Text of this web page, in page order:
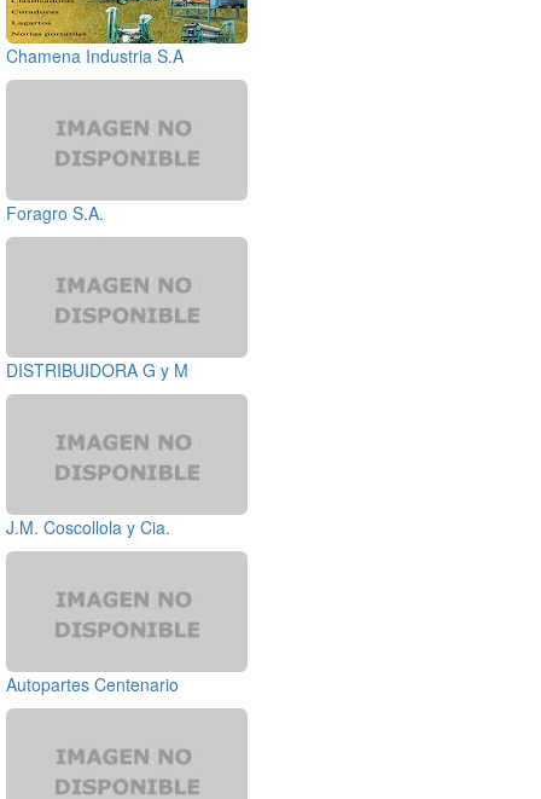
Chamena Industria S.A
Foragro S.A.
DISTRIBUIDORA G y M
J.M. Coscollola y Cia.
Autopartes Centenario